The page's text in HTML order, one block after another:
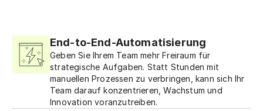
End-to-End-Automatisierung
Geben Sie Ihrem Team mehr Freiraum für
strategische Aufgaben. Statt Stunden mit
manuellen Prozessen zu verbringen, kann sich Ihr
Team darauf konzentrieren, Wachstum und
Innovation voranzutreiben.